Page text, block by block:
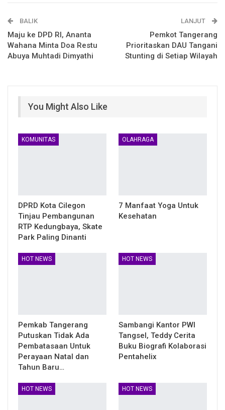
Telegram
BALIK
Maju ke DPD RI, Ananta
Wahana Minta Doa Restu
Abuya Muhtadi Dimyathi
LANJUT
Pemkot Tangerang
Prioritaskan DAU Tangani
Stunting di Setiap Wilayah
You Might Also Like
KOMUNITAS
DPRD Kota Cilegon
Tinjau Pembangunan
RTP Kedungbaya, Skate
Park Paling Dinanti
OLAHRAGA
7 Manfaat Yoga Untuk
Kesehatan
HOT NEWS
Pemkab Tangerang
Putuskan Tidak Ada
Pembatasaan Untuk
Perayaan Natal dan
Tahun Baru…
HOT NEWS
Sambangi Kantor PWI
Tangsel, Teddy Cerita
Buku Biografi Kolaborasi
Pentahelix
HOT NEWS HOT NEWS